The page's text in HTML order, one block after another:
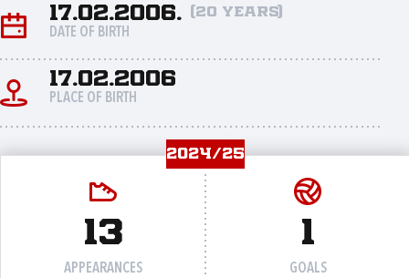
17.02.2006. (20 years)
DATE OF BIRTH
17.02.2006
PLACE OF BIRTH
2024/25
13
APPEARANCES
1
GOALS